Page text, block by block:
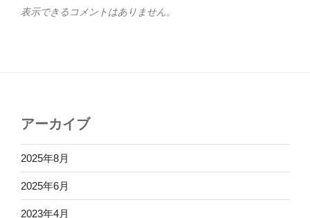
表示できるコメントはありません。
アーカイブ
2025年8月
2025年6月
2023年4月